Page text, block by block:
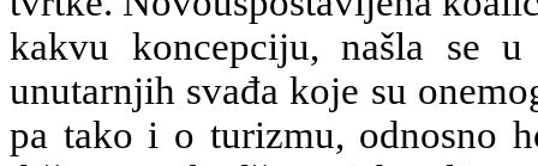
kakvu koncepciju, našla se
unutarnjih svađa koje su
pa tako i o turizmu, odnosno